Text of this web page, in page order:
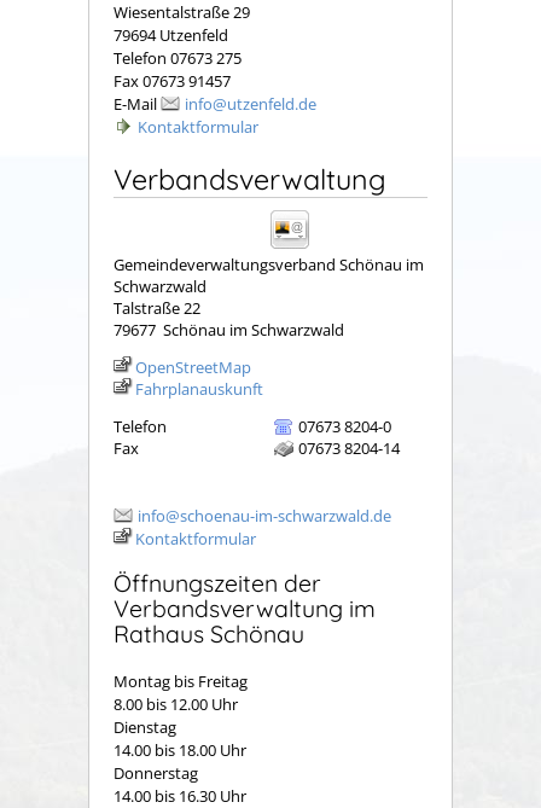
Wiesentalstraße 29
79694 Utzenfeld
Telefon 07673 275
Fax 07673 91457
E-Mail
info@utzenfeld.de
Kontaktformular
Verbandsverwaltung
Gemeindeverwaltungsverband Schönau im
Schwarzwald
Talstraße 22
79677 Schönau im Schwarzwald
OpenStreetMap
Fahrplanauskunft
Telefon
07673 8204-0
Fax
07673 8204-14
info@schoenau-im-schwarzwald.de
Kontaktformular
Öffnungszeiten der
Verbandsverwaltung im
Rathaus Schönau
Montag bis Freitag
8.00 bis 12.00 Uhr
Dienstag
14.00 bis 18.00 Uhr
Donnerstag
14.00 bis 16.30 Uhr